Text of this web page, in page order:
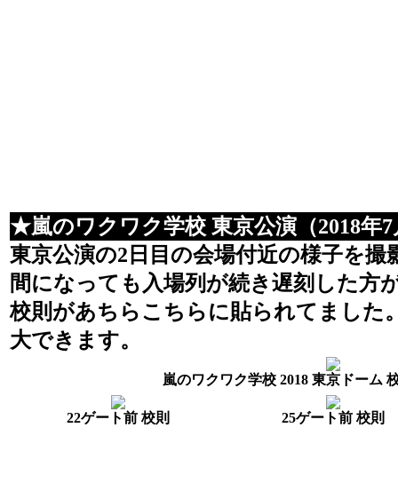
★嵐のワクワク学校 東京公演（2018年7
東京公演の2日目の会場付近の様子を
間になっても入場列が続き遅刻した方
校則があちらこちらに貼られてました
大できます。
嵐のワクワク学校 2018 東京ドーム
22ゲート前 校則 25ゲート前 校則